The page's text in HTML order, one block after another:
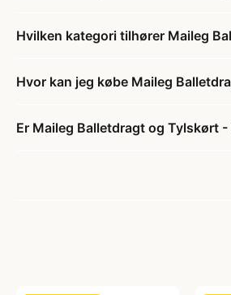
Hvilken kategori tilhører Maileg
Hvor kan jeg købe Maileg
Er Maileg Balletdragt og Tylskørt